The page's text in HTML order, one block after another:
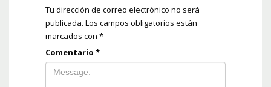
Tu dirección de correo electrónico no será
publicada. Los campos obligatorios están
marcados con *
Comentario *